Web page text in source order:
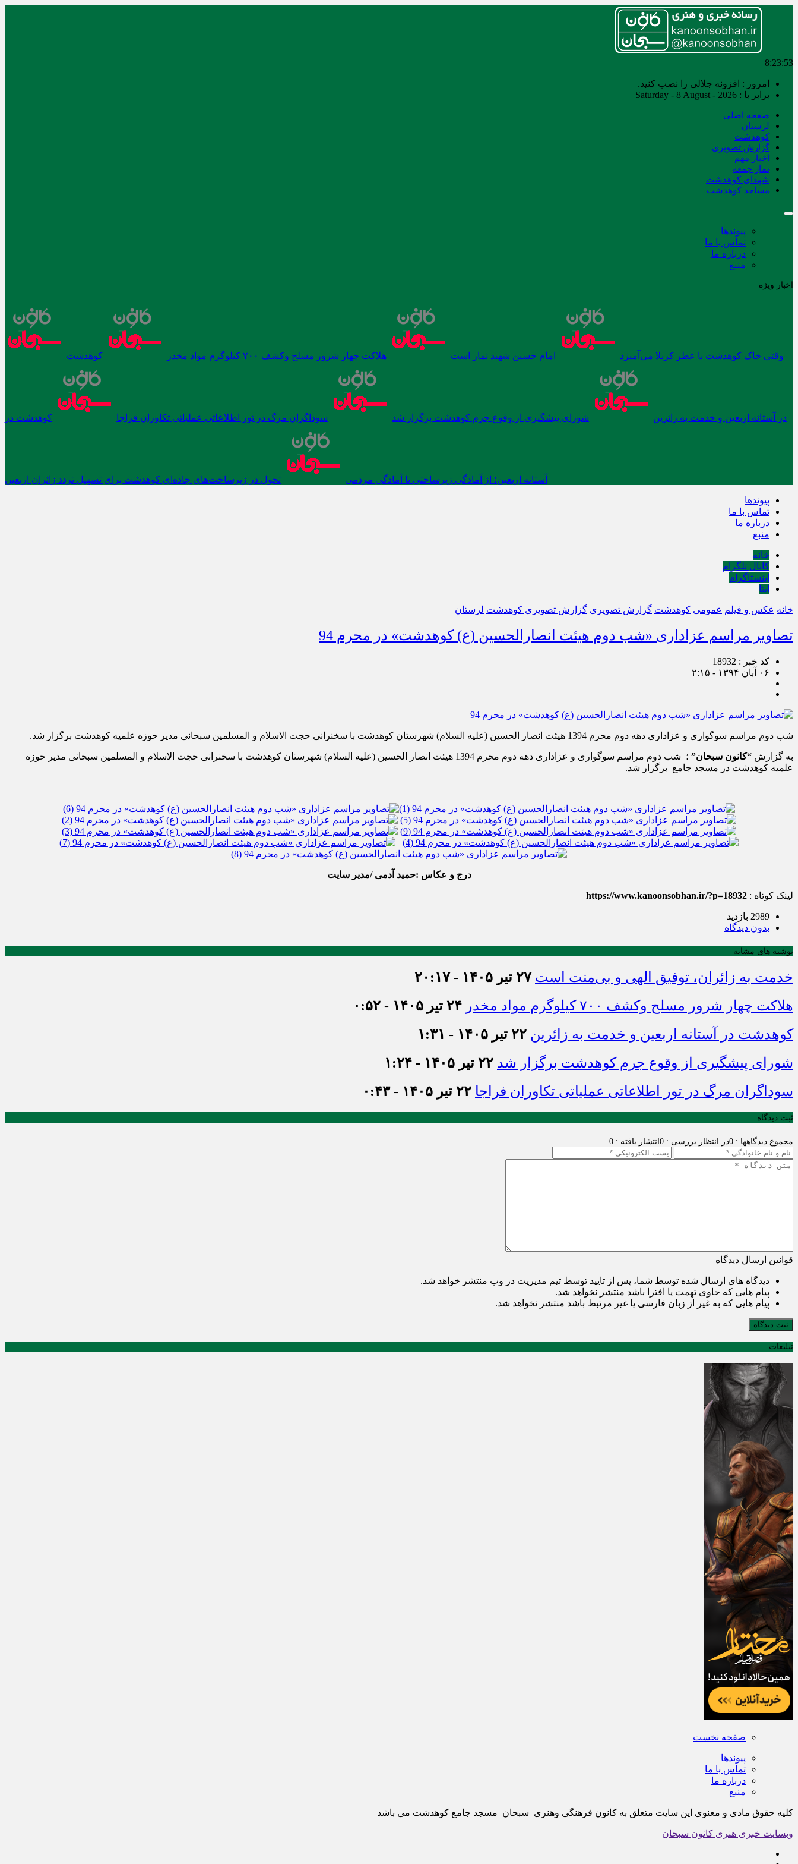
8:23:53
امروز : افزونه جلالی را نصب کنید.
برابر با : Saturday - 8 August - 2026
صفحه اصلی
لرستان
کوهدشت
گزارش تصویری
اخبار مهم
نماز جمعه
شهدای کوهدشت
مساجد کوهدشت
پیوندها
تماس با ما
درباره ما
منبع
اخبار ویژه
وقتی خاک کوهدشت با عطر کربلا می‌آمیزد امام حسین شهید نماز است هلاکت چهار شرور مسلح وکشف ۷۰۰ کیلوگرم مواد مخدر کوهدشت
در آستانه اربعین و خدمت‌ به زائرین شورای پیشگیری از وقوع جرم کوهدشت برگزار شد سوداگران مرگ در تور اطلاعاتی عملیاتی تکاوران فراجا کوهدشت در
آستانه اربعین؛ از آمادگی زیرساختی تا آمادگی مردمی تحول در زیرساخت‌های جاده‌ای کوهدشت برای تسهیل تردد زائران اربعین
پیوندها
تماس با ما
درباره ما
منبع
خانه
کانال تلگرام
اینستاگرام
ایتا
خانه عکس و فیلم عمومی کوهدشت گزارش تصویری گزارش تصویری کوهدشت لرستان
تصاویر مراسم عزاداری «شب دوم هیئت انصارالحسین (ع) کوهدشت» در محرم 94
کد خبر : 18932
۰۶ آبان ۱۳۹۴ - ۲:۱۵
شب دوم مراسم سوگواری و عزاداری دهه دوم محرم 1394 هیئت انصار الحسین (علیه السلام) شهرستان کوهدشت با سخنرانی حجت الاسلام و المسلمین سبحانی مدیر حوزه علمیه کوهدشت برگزار شد.
به گزارش “کانون سبحان”
؛ شب دوم مراسم سوگواری و عزاداری دهه دوم محرم 1394 هیئت انصار الحسین (علیه السلام) شهرستان کوهدشت با سخنرانی حجت الاسلام و المسلمین سبحانی مدیر حوزه
علمیه کوهدشت در مسجد جامع برگزار شد.
درج و عکاس :حمید آدمی /مدیر سایت
لینک کوتاه : https://www.kanoonsobhan.ir/?p=18932
2989 بازدید
بدون دیدگاه
نوشته های مشابه
خدمت به زائران، توفیق الهی و بی‌منت است ۲۷ تیر ۱۴۰۵ - ۲۰:۱۷
هلاکت چهار شرور مسلح وکشف ۷۰۰ کیلوگرم مواد مخدر
۲۴ تیر ۱۴۰۵ - ۰:۵۲
کوهدشت در آستانه اربعین و خدمت‌ به زائرین ۲۲ تیر ۱۴۰۵ - ۱:۳۱
شورای پیشگیری از وقوع جرم کوهدشت برگزار شد ۲۲ تیر ۱۴۰۵ - ۱:۲۴
سوداگران مرگ در تور اطلاعاتی عملیاتی تکاوران فراجا ۲۲ تیر ۱۴۰۵ - ۰:۴۳
ثبت دیدگاه
مجموع دیدگاهها : 0 در انتظار بررسی : 0 انتشار یافته : 0
قوانین ارسال دیدگاه
دیدگاه های ارسال شده توسط شما، پس از تایید توسط تیم مدیریت در وب منتشر خواهد شد.
پیام هایی که حاوی تهمت یا افترا باشد منتشر نخواهد شد.
پیام هایی که به غیر از زبان فارسی یا غیر مرتبط باشد منتشر نخواهد شد.
ثبت دیدگاه
تبلیغات
صفحه نخست
پیوندها
تماس با ما
درباره ما
منبع
کلیه حقوق مادی و معنوی این سایت متعلق به کانون فرهنگی وهنری سبحان مسجد جامع کوهدشت می باشد
وبسایت خبری هنری کانون سبحان